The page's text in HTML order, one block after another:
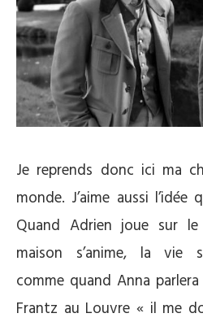
Je reprends donc ici ma
monde. J’aime aussi
Quand Adrien joue sur
maison s’anime, la vie
comme quand Anna
Frantz au Louvre « il me